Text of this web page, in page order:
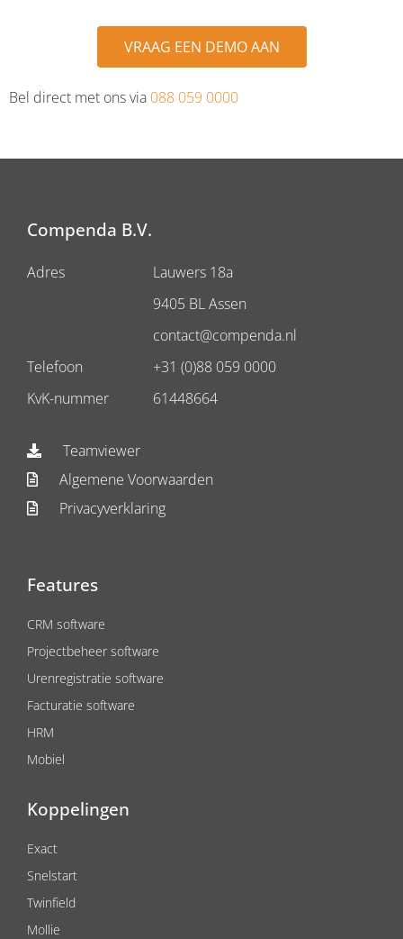
VRAAG EEN DEMO AAN
Bel direct met ons via 088 059 0000
Compenda B.V.
Adres
Lauwers 18a
9405 BL Assen
contact@compenda.nl
Telefoon
+31 (0)88 059 0000
KvK-nummer
61448664
Teamviewer
Algemene Voorwaarden
Privacyverklaring
Features
CRM software
Projectbeheer software
Urenregistratie software
Facturatie software
HRM
Mobiel
Koppelingen
Exact
Snelstart
Twinfield
Mollie